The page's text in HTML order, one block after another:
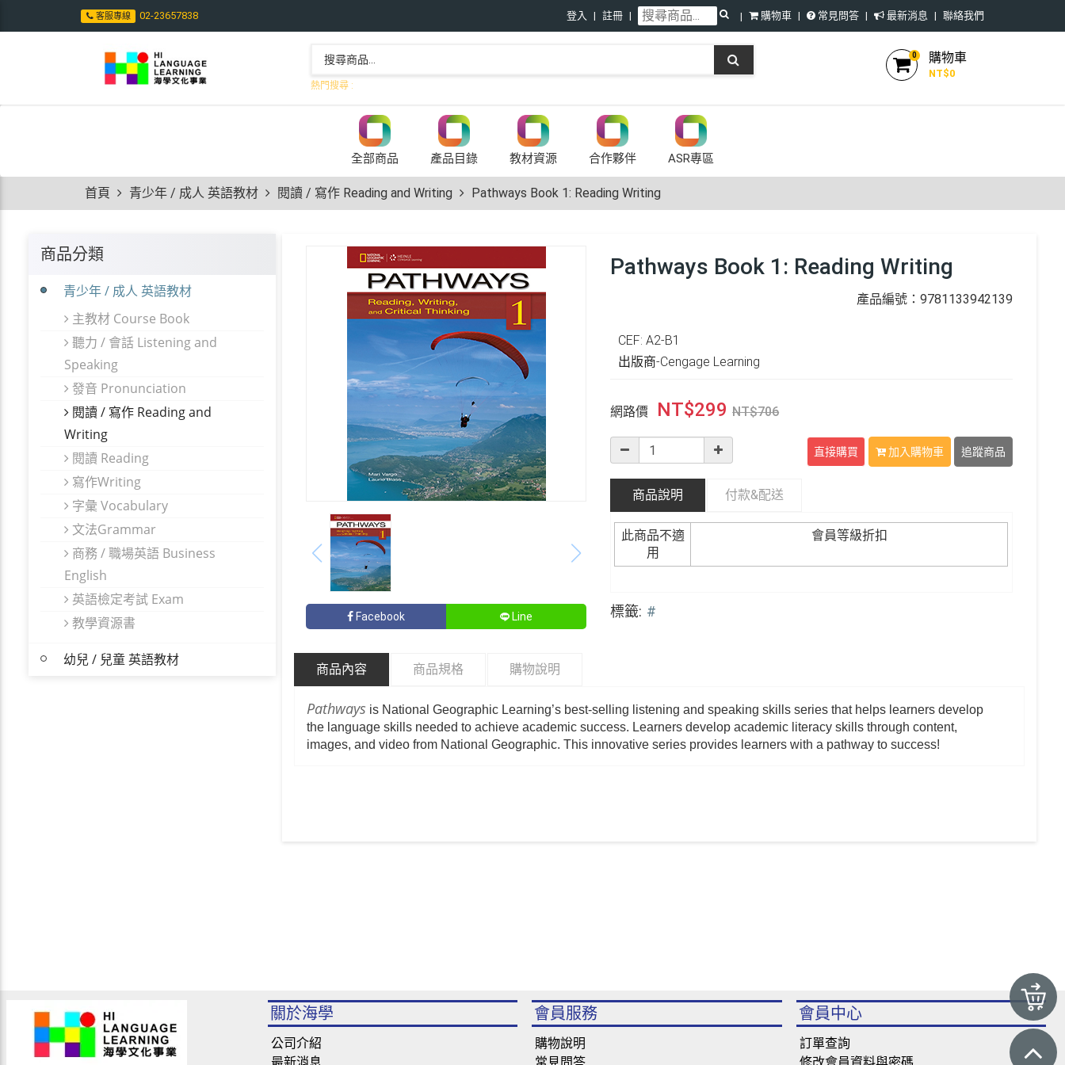
客服專線 02-23657838 登入 註冊 購物車 常見問答 最新消息 聯絡我們
熱門搜尋 :
0 購物車
NT$0
全部商品 產品目錄 教材資源 合作夥伴 ASR專區
首頁 青少年 / 成人 英語教材 閱讀 / 寫作 Reading and Writing Pathways Book 1: Reading Writing
商品分類
青少年 / 成人 英語教材
主教材 Course Book
聽力 / 會話 Listening and
Speaking
發音 Pronunciation
閱讀 / 寫作 Reading and
Writing
閱讀 Reading
寫作Writing
字彙 Vocabulary
文法Grammar
商務 / 職場英語 Business
English
英語檢定考試 Exam
教學資源書
幼兒 / 兒童 英語教材
Facebook Line
Pathways Book 1: Reading Writing
產品編號：9781133942139
CEF: A2-B1
出版商-Cengage Learning
網路價 NT$299 NT$706
直接購買 加入購物車 追蹤商品
商品說明 付款&配送
此商品不適
用
會員等級折扣
標籤: #
商品內容 商品規格 購物說明
Pathways is National Geographic Learning’s best-selling listening and speaking skills series that helps learners develop
the language skills needed to achieve academic success. Learners develop academic literacy skills through content,
images, and video from National Geographic. This innovative series provides learners with a pathway to success!
關於海學
公司介紹
會員服務
購物說明
會員中心
訂單查詢